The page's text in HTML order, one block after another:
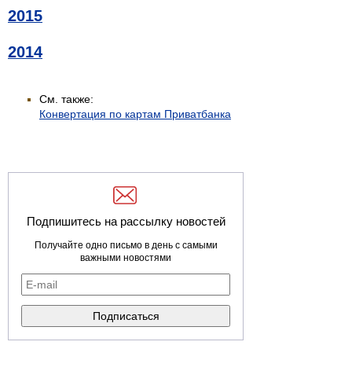
2015
2014
См. также:
Конвертация по картам Приватбанка
Подпишитесь на рассылку новостей
Получайте одно письмо в день с самыми
важными новостями